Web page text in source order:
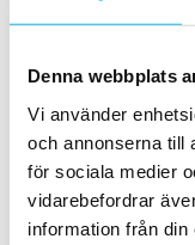
Denna webbplats
Vi använder
och annonserna till
för sociala medier
vidarebefordrar
information från
Business
servicetekniker till